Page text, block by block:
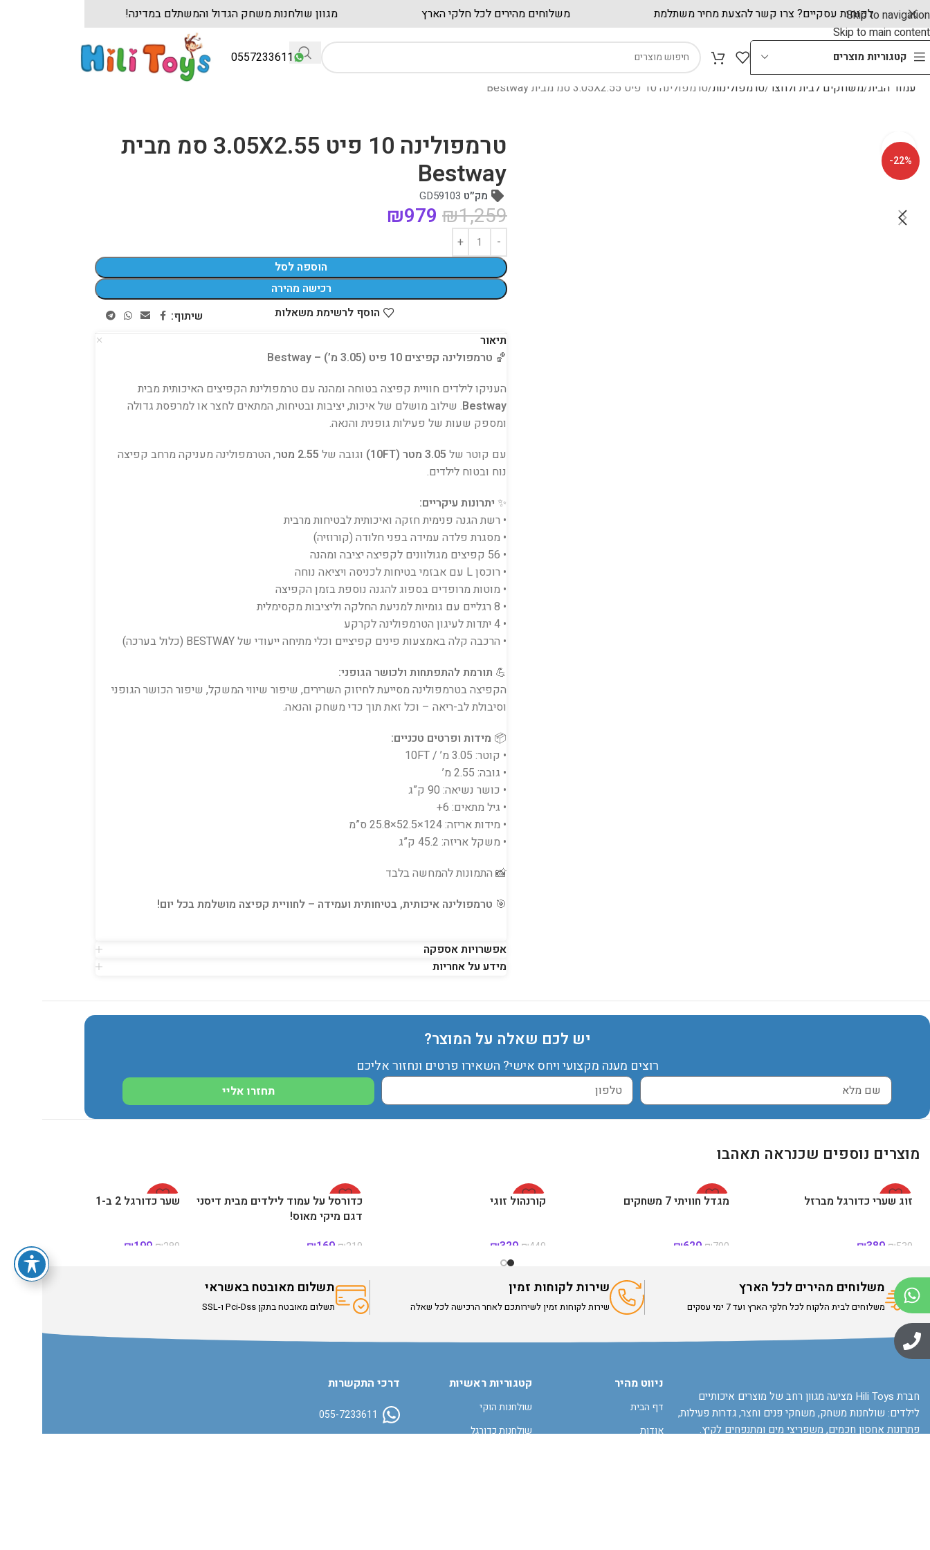
Skip to navigation
Skip to main content
קטגוריות מוצרים
0557233611
עמוד הבית משחקים לבית ולחצר טרמפולינות טרמפולינה 10 פיט 3.05X2.55 סמ מבית Bestway
-22%
טרמפולינה 10 פיט 3.05X2.55 סמ מבית
Bestway
מק״ט
₪1,259
₪979
הוספה לסל
רכישה מהירה
הוסף לרשימת משאלות
שיתוף:
תיאור
🏀 טרמפולינה קפיצים 10 פיט (3.05 מ’) – Bestway
העניקו לילדים חוויית קפיצה בטוחה ומהנה עם טרמפולינת הקפיצים האיכותית מבית
Bestway. שילוב מושלם של איכות, יציבות ובטיחות, המתאים לחצר או למרפסת גדולה
ומספק שעות של פעילות גופנית והנאה.
עם קוטר של 3.05 מטר (10FT) וגובה של 2.55 מטר
, הטרמפולינה מעניקה מרחב קפיצה
נוח ובטוח לילדים.
✨ יתרונות עיקריים:
• רשת הגנה פנימית חזקה ואיכותית לבטיחות מרבית
• מסגרת פלדה עמידה בפני חלודה (קורוזיה)
• 56 קפיצים מגולוונים לקפיצה יציבה ומהנה
• רוכסן L עם אבזמי בטיחות לכניסה ויציאה נוחה
• מוטות מרופדים בספוג להגנה נוספת בזמן הקפיצה
• 8 רגליים עם גומיות למניעת החלקה וליציבות מקסימלית
• 4 יתדות לעיגון הטרמפולינה לקרקע
• הרכבה קלה באמצעות פינים קפיציים וכלי מתיחה ייעודי של BESTWAY (כלול בערכה)
💪 תורמת להתפתחות ולכושר הגופני:
הקפיצה בטרמפולינה מסייעת לחיזוק השרירים, שיפור שיווי המשקל, שיפור הכושר הגופני
וסיבולת לב-ריאה – וכל זאת תוך כדי משחק והנאה.
📦 מידות ופרטים טכניים:
• קוטר: 3.05 מ’ / 10FT
• גובה: 2.55 מ’
• כושר נשיאה: 90 ק”ג
• גיל מתאים: 6+
• מידות אריזה: 124×52.5×25.8 ס”מ
• משקל אריזה: 45.2 ק”ג
📸 התמונות להמחשה בלבד
🎯 טרמפולינה איכותית, בטיחותית ועמידה – לחוויית קפיצה מושלמת בכל יום!
אפשרויות אספקה
מידע על אחריות
יש לכם שאלה על המוצר?
רוצים מענה מקצועי ויחס אישי? השאירו פרטים ונחזור אליכם
תחזרו אליי
מוצרים נוספים שכנראה תאהבו
-28%
זוג שערי כדורגל מברזל
₪539
₪389
-20%
מגדל חוויתי 7 משחקים
₪790
₪629
-27%
קורנהול זוגי
₪449
₪329
-23%
כדורסל על עמוד לילדים מבית דיסני
דגם מיקי מאוס!
אזל מהמלאי
₪219
₪169
-31%
שער כדורגל 2 ב-1
₪289
₪199
משלוחים מהירים לכל הארץ
משלוחים לבית הלקוח לכל חלקי הארץ ועד 7 ימי עסקים
שירות לקוחות זמין
שירות לקוחות זמין לשירותכם לאחר הרכישה לכל שאלה
תשלום מאובטח באשראי
תשלום מאובטח בתקן Pci-Dss ו-SSL
חברת Hili Toys מציעה מגוון רחב של מוצרים איכותיים
לילדים: שולחנות משחק, משחקי פנים וחצר, גדרות פעילות,
פתרונות אחסון חכמים, משפריצי מים ומתנפחים לקיץ.
ניווט מהיר
דף הבית
אודות
קטגוריות ראשיות
שולחנות הוקי
שולחנות כדורגל
דרכי התקשרות
055-7233611
מגוון שולחנות משחק הגדול והמשתלם במדינה! משלוחים מהירים לכל חלקי הארץ לקוחות עסקיים? צרו קשר להצעת מחיר משתלמת